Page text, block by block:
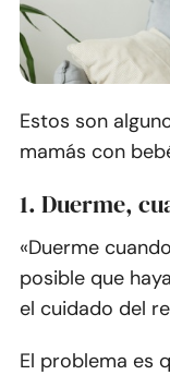
Estos son
mamás con
1. Duerme,
«Duerme
posible que
el cuidado del
El problema es